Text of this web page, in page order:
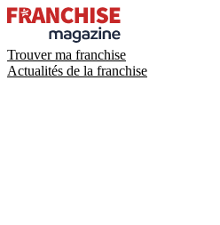
Trouver ma franchise
Actualités de la franchise